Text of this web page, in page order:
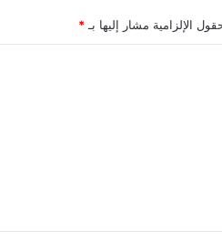
الإلزامية مشار إليها بـ*